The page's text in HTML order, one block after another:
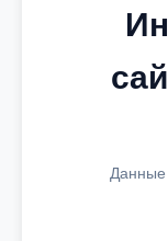
Данные